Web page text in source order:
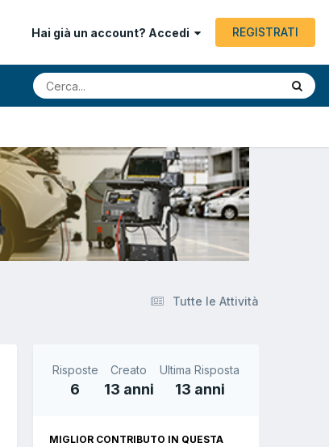
Hai già un account? Accedi REGISTRATI
Tutte le Attività
Risposte
6
Creato
13 anni
Ultima Risposta
13 anni
MIGLIOR CONTRIBUTO IN QUESTA